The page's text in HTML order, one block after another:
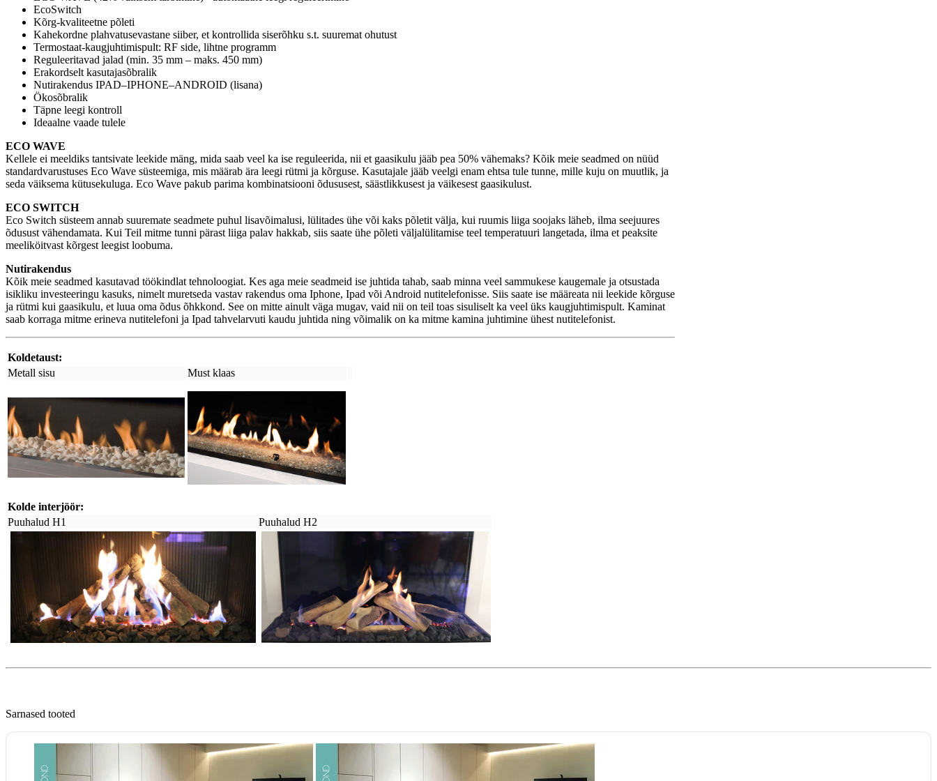
EcoSwitch
Kõrg-kvaliteetne põleti
Kahekordne plahvatusevastane siiber, et kontrollida siserõhku s.t. suuremat ohutust
Termostaat-kaugjuhtimispult: RF side, lihtne programm
Reguleeritavad jalad (min. 35 mm – maks. 450 mm)
Erakordselt kasutajasõbralik
Nutirakendus IPAD–IPHONE–ANDROID (lisana)
Ökosõbralik
Täpne leegi kontroll
Ideaalne vaade tulele
ECO WAVE
Kellele ei meeldiks tantsivate leekide mäng, mida saab veel ka ise reguleerida, nii et gaasikulu jääb pea 50% vähemaks? Kõik meie seadmed on nüüd
standardvarustuses Eco Wave süsteemiga, mis määrab ära leegi rütmi ja kõrguse. Kasutajale jääb veelgi enam ehtsa tule tunne, mille kuju on muutlik, ja
seda väiksema kütusekuluga. Eco Wave pakub parima kombinatsiooni õdususest, säästlikkusest ja väikesest gaasikulust.
ECO SWITCH
Eco Switch süsteem annab suuremate seadmete puhul lisavõimalusi, lülitades ühe või kaks põletit välja, kui ruumis liiga soojaks läheb, ilma seejuures
õdusust vähendamata. Kui Teil mitme tunni pärast liiga palav hakkab, siis saate ühe põleti väljalülitamise teel temperatuuri langetada, ilma et peaksite
meeliköitvast kõrgest leegist loobuma.
Nutirakendus
Kõik meie seadmed kasutavad töökindlat tehnoloogiat. Kes aga meie seadmeid ise juhtida tahab, saab minna veel sammukese kaugemale ja otsustada
isikliku investeeringu kasuks, nimelt muretseda vastav rakendus oma Iphone, Ipad või Android nutitelefonisse. Siis saate ise määreata nii leekide kõrguse
ja rütmi kui gaasikulu, et luua oma õdus õhkkond. See on mitte ainult väga mugav, vaid nii on teil toas sisuliselt ka veel üks kaugjuhtimispult. Kaminat
saab korraga mitme erineva nutitelefoni ja Ipad tahvelarvuti kaudu juhtida ning võimalik on ka mitme kamina juhtimine ühest nutitelefonist.
Koldetaust:
Metall sisu
Must klaas
Kolde interjöör:
Puuhalud H1
Puuhalud H2
Sarnased tooted